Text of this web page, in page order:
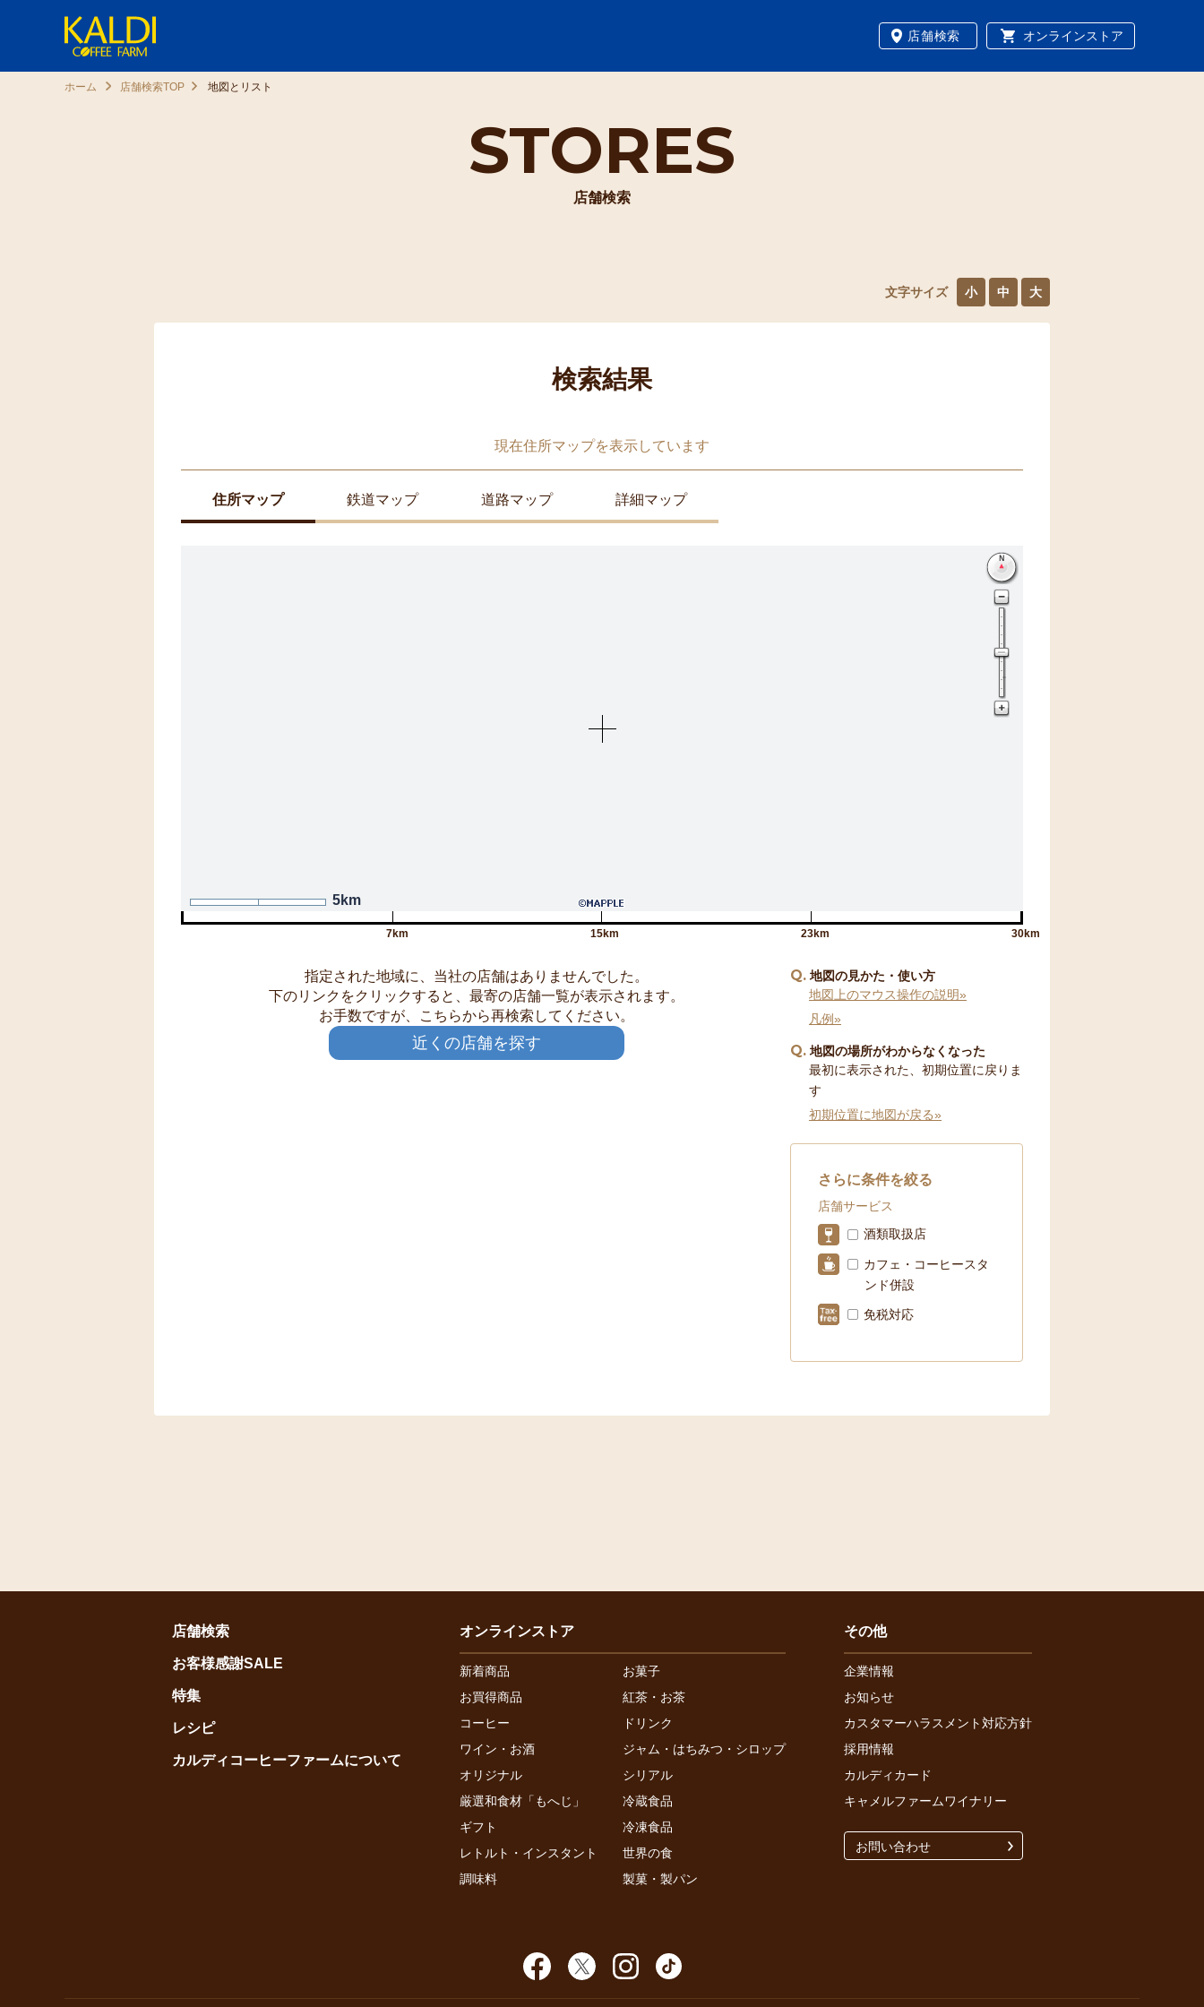
店舗検索 オンラインストア
STORES
店舗検索
ホーム 店舗検索TOP 地図とリスト
文字サイズ 小 中 大
検索結果
現在住所マップを表示しています
住所マップ 鉄道マップ 道路マップ 詳細マップ
5km
7km 15km 23km 30km
指定された地域に、当社の店舗はありませんでした。
下のリンクをクリックすると、最寄の店舗一覧が表示されます。
お手数ですが、こちらから再検索してください。
近くの店舗を探す
Q 地図の見かた・使い方
地図上のマウス操作の説明»
凡例»
Q 地図の場所がわからなくなった
最初に表示された、初期位置に戻りま
す
初期位置に地図が戻る»
さらに条件を絞る
店舗サービス
酒類取扱店
カフェ・コーヒースタ
ンド併設
免税対応
店舗検索
お客様感謝SALE
特集
レシピ
カルディコーヒーファームについて
オンラインストア
新着商品
お菓子
お買得商品
紅茶・お茶
コーヒー
ドリンク
ワイン・お酒
ジャム・はちみつ・シロップ
オリジナル
シリアル
厳選和食材「もへじ」
冷蔵食品
ギフト
冷凍食品
レトルト・インスタント
世界の食
調味料
製菓・製パン
その他
企業情報
お知らせ
カスタマーハラスメント対応方針
採用情報
カルディカード
キャメルファームワイナリー
お問い合わせ